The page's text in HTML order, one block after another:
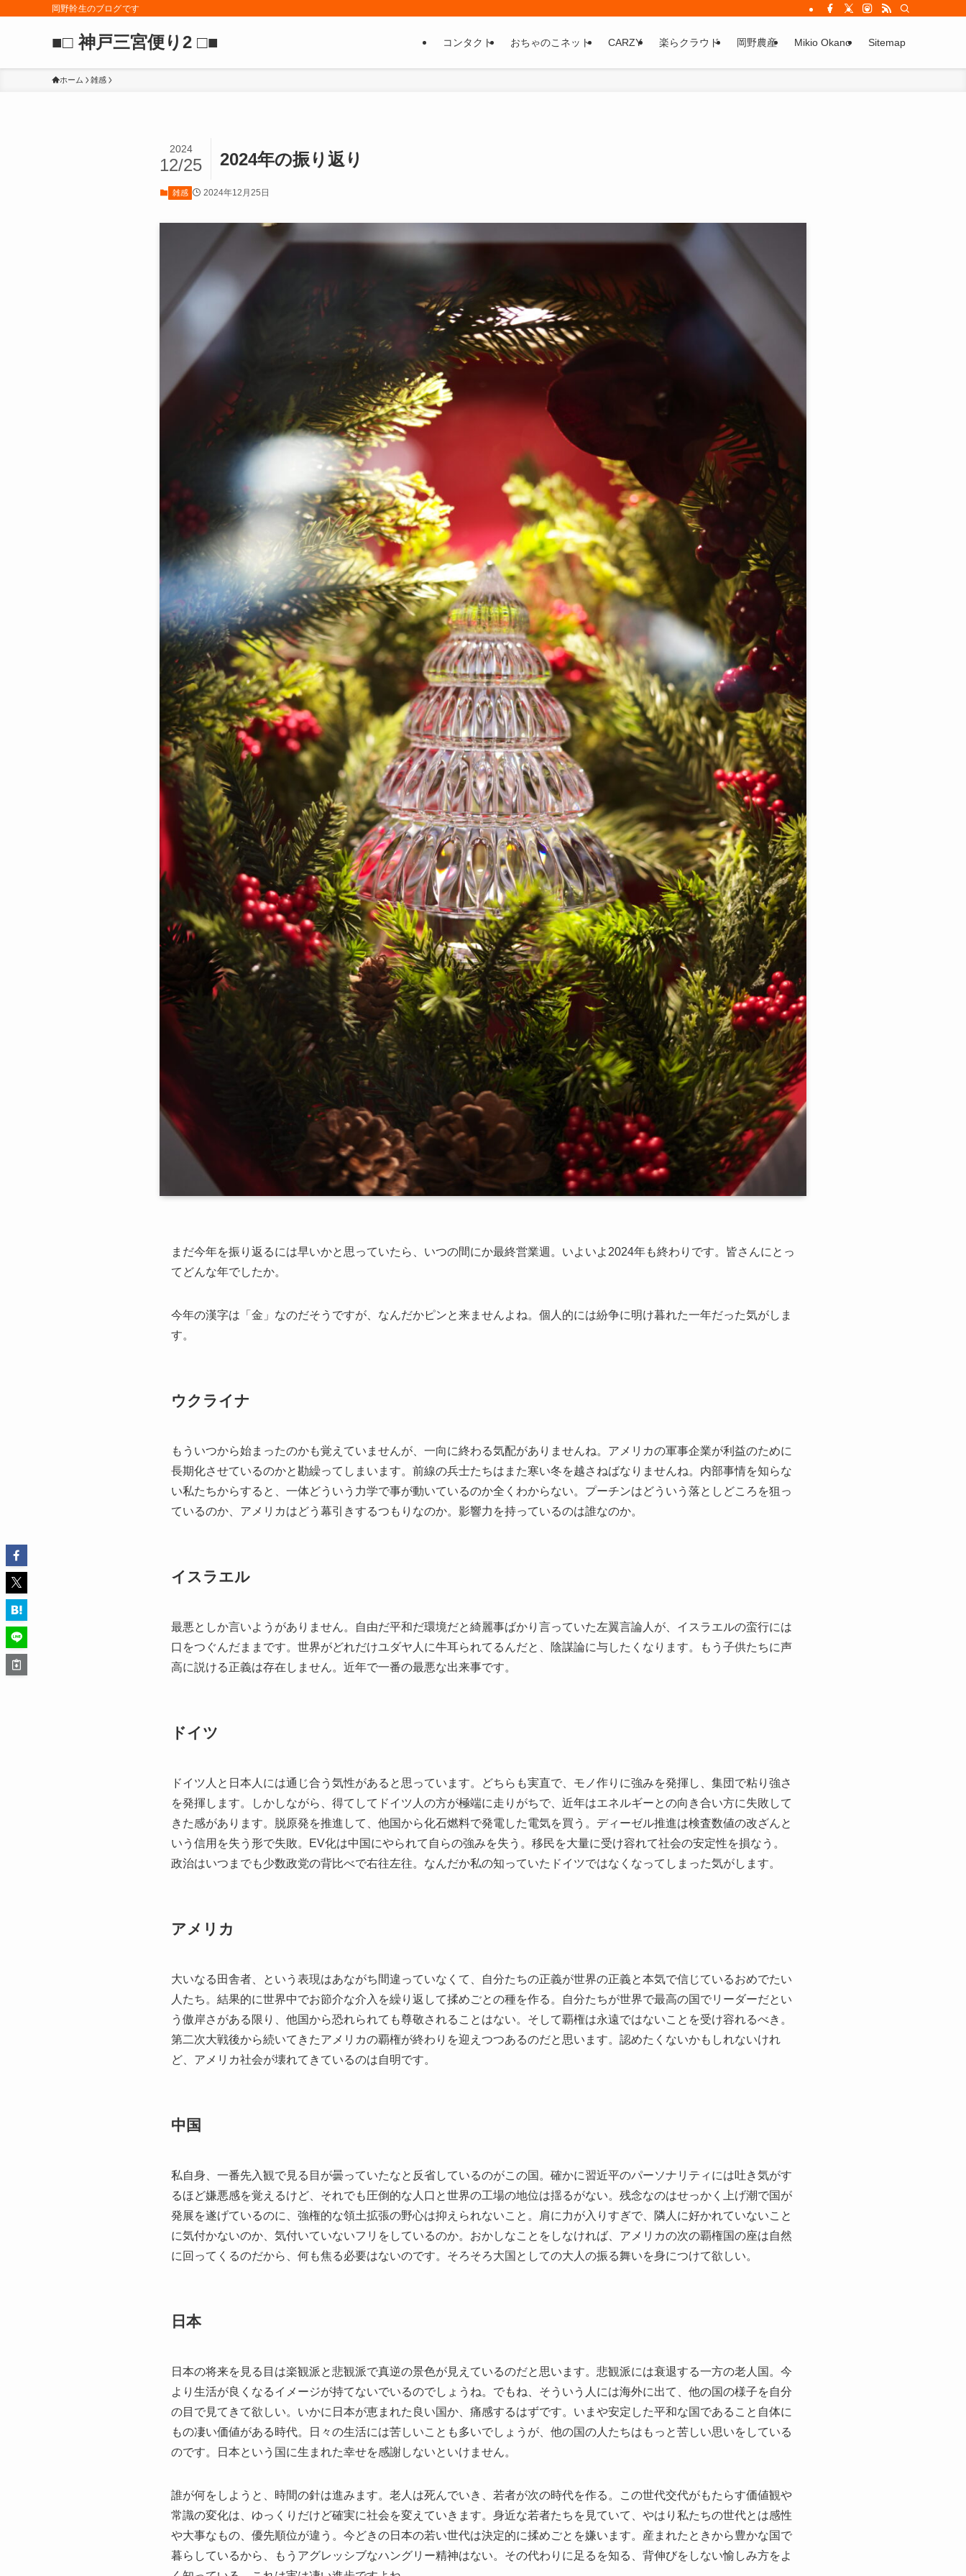
岡野幹生のブログです
■□ 神戸三宮便り2 □■ コンタクト おちゃのこネット CARZY 楽らクラウド 岡野農産 Mikio Okano Sitemap
ホーム 雑感
2024年の振り返り
2024
12/25
雑感 2024年12月25日
まだ今年を振り返るには早いかと思っていたら、いつの間にか最終営業週。いよいよ2024年も終わりです。皆さんにとっ
てどんな年でしたか。
今年の漢字は「金」なのだそうですが、なんだかピンと来ませんよね。個人的には紛争に明け暮れた一年だった気がしま
す。
ウクライナ
もういつから始まったのかも覚えていませんが、一向に終わる気配がありませんね。アメリカの軍事企業が利益のために
長期化させているのかと勘繰ってしまいます。前線の兵士たちはまた寒い冬を越さねばなりませんね。内部事情を知らな
い私たちからすると、一体どういう力学で事が動いているのか全くわからない。プーチンはどういう落としどころを狙っ
ているのか、アメリカはどう幕引きするつもりなのか。影響力を持っているのは誰なのか。
イスラエル
最悪としか言いようがありません。自由だ平和だ環境だと綺麗事ばかり言っていた左翼言論人が、イスラエルの蛮行には
口をつぐんだままです。世界がどれだけユダヤ人に牛耳られてるんだと、陰謀論に与したくなります。もう子供たちに声
高に説ける正義は存在しません。近年で一番の最悪な出来事です。
ドイツ
ドイツ人と日本人には通じ合う気性があると思っています。どちらも実直で、モノ作りに強みを発揮し、集団で粘り強さ
を発揮します。しかしながら、得てしてドイツ人の方が極端に走りがちで、近年はエネルギーとの向き合い方に失敗して
きた感があります。脱原発を推進して、他国から化石燃料で発電した電気を買う。ディーゼル推進は検査数値の改ざんと
いう信用を失う形で失敗。EV化は中国にやられて自らの強みを失う。移民を大量に受け容れて社会の安定性を損なう。
政治はいつまでも少数政党の背比べで右往左往。なんだか私の知っていたドイツではなくなってしまった気がします。
アメリカ
大いなる田舎者、という表現はあながち間違っていなくて、自分たちの正義が世界の正義と本気で信じているおめでたい
人たち。結果的に世界中でお節介な介入を繰り返して揉めごとの種を作る。自分たちが世界で最高の国でリーダーだとい
う傲岸さがある限り、他国から恐れられても尊敬されることはない。そして覇権は永遠ではないことを受け容れるべき。
第二次大戦後から続いてきたアメリカの覇権が終わりを迎えつつあるのだと思います。認めたくないかもしれないけれ
ど、アメリカ社会が壊れてきているのは自明です。
中国
私自身、一番先入観で見る目が曇っていたなと反省しているのがこの国。確かに習近平のパーソナリティには吐き気がす
るほど嫌悪感を覚えるけど、それでも圧倒的な人口と世界の工場の地位は揺るがない。残念なのはせっかく上げ潮で国が
発展を遂げているのに、強権的な領土拡張の野心は抑えられないこと。肩に力が入りすぎで、隣人に好かれていないこと
に気付かないのか、気付いていないフリをしているのか。おかしなことをしなければ、アメリカの次の覇権国の座は自然
に回ってくるのだから、何も焦る必要はないのです。そろそろ大国としての大人の振る舞いを身につけて欲しい。
日本
日本の将来を見る目は楽観派と悲観派で真逆の景色が見えているのだと思います。悲観派には衰退する一方の老人国。今
より生活が良くなるイメージが持てないでいるのでしょうね。でもね、そういう人には海外に出て、他の国の様子を自分
の目で見てきて欲しい。いかに日本が恵まれた良い国か、痛感するはずです。いまや安定した平和な国であること自体に
もの凄い価値がある時代。日々の生活には苦しいことも多いでしょうが、他の国の人たちはもっと苦しい思いをしている
のです。日本という国に生まれた幸せを感謝しないといけません。
誰が何をしようと、時間の針は進みます。老人は死んでいき、若者が次の時代を作る。この世代交代がもたらす価値観や
常識の変化は、ゆっくりだけど確実に社会を変えていきます。身近な若者たちを見ていて、やはり私たちの世代とは感性
や大事なもの、優先順位が違う。今どきの日本の若い世代は決定的に揉めごとを嫌います。産まれたときから豊かな国で
暮らしているから、もうアグレッシブなハングリー精神はない。その代わりに足るを知る、背伸びをしない愉しみ方をよ